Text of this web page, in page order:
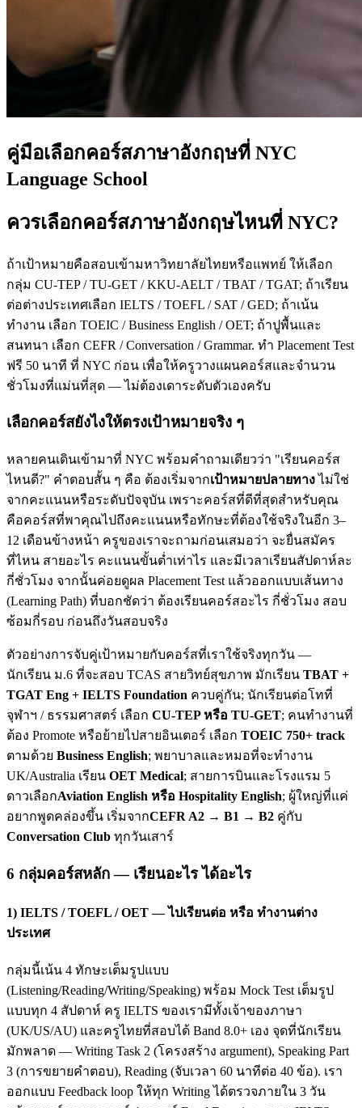
คู่มือเลือกคอร์สภาษาอังกฤษที่ NYC
Language School
ควรเลือกคอร์สภาษาอังกฤษไหนที่ NYC?
ถ้าเป้าหมายคือสอบเข้ามหาวิทยาลัยไทยหรือแพทย์ ให้เลือก
กลุ่ม CU-TEP / TU-GET / KKU-AELT / TBAT / TGAT; ถ้าเรียน
ต่อต่างประเทศเลือก IELTS / TOEFL / SAT / GED; ถ้าเน้น
ทำงาน เลือก TOEIC / Business English / OET; ถ้าปูพื้นและ
สนทนา เลือก CEFR / Conversation / Grammar. ทำ Placement Test
ฟรี 50 นาที ที่ NYC ก่อน เพื่อให้ครูวางแผนคอร์สและจำนวน
ชั่วโมงที่แม่นที่สุด — ไม่ต้องเดาระดับตัวเองครับ
เลือกคอร์สยังไงให้ตรงเป้าหมายจริง ๆ
หลายคนเดินเข้ามาที่ NYC พร้อมคำถามเดียวว่า "เรียนคอร์ส
ไหนดี?" คำตอบสั้น ๆ คือ ต้องเริ่มจากเป้าหมายปลายทางไม่ใช่
จากคะแนนหรือระดับปัจจุบัน เพราะคอร์สที่ดีที่สุดสำหรับคุณ
คือคอร์สที่พาคุณไปถึงคะแนนหรือทักษะที่ต้องใช้จริงในอีก 3–
12 เดือนข้างหน้า ครูของเราจะถามก่อนเสมอว่า จะยื่นสมัคร
ที่ไหน สายอะไร คะแนนขั้นต่ำเท่าไร และมีเวลาเรียนสัปดาห์ละ
กี่ชั่วโมง จากนั้นค่อยดูผล Placement Test แล้วออกแบบเส้นทาง
(Learning Path) ที่บอกชัดว่า ต้องเรียนคอร์สอะไร กี่ชั่วโมง สอบ
ซ้อมกี่รอบ ก่อนถึงวันสอบจริง
ตัวอย่างการจับคู่เป้าหมายกับคอร์สที่เราใช้จริงทุกวัน —
นักเรียน ม.6 ที่จะสอบ TCAS สายวิทย์สุขภาพ มักเรียน TBAT +
TGAT Eng + IELTS Foundation ควบคู่กัน; นักเรียนต่อโทที่
จุฬาฯ / ธรรมศาสตร์ เลือก CU-TEP หรือ TU-GET; คนทำงานที่
ต้อง Promote หรือย้ายไปสายอินเตอร์ เลือก TOEIC 750+ track
ตามด้วย Business English; พยาบาลและหมอที่จะทำงาน
UK/Australia เรียน OET Medical; สายการบินและโรงแรม 5
ดาวเลือกAviation English หรือ Hospitality English; ผู้ใหญ่ที่แค่
อยากพูดคล่องขึ้น เริ่มจากCEFR A2 → B1 → B2 คู่กับ
Conversation Club ทุกวันเสาร์
6 กลุ่มคอร์สหลัก — เรียนอะไร ได้อะไร
1) IELTS / TOEFL / OET — ไปเรียนต่อ หรือ ทำงานต่าง
ประเทศ
กลุ่มนี้เน้น 4 ทักษะเต็มรูปแบบ
(Listening/Reading/Writing/Speaking) พร้อม Mock Test เต็มรูป
แบบทุก 4 สัปดาห์ ครู IELTS ของเรามีทั้งเจ้าของภาษา
(UK/US/AU) และครูไทยที่สอบได้ Band 8.0+ เอง จุดที่นักเรียน
มักพลาด — Writing Task 2 (โครงสร้าง argument), Speaking Part
3 (การขยายคำตอบ), Reading (จับเวลา 60 นาทีต่อ 40 ข้อ). เรา
ออกแบบ Feedback loop ให้ทุก Writing ได้ตรวจภายใน 3 วัน